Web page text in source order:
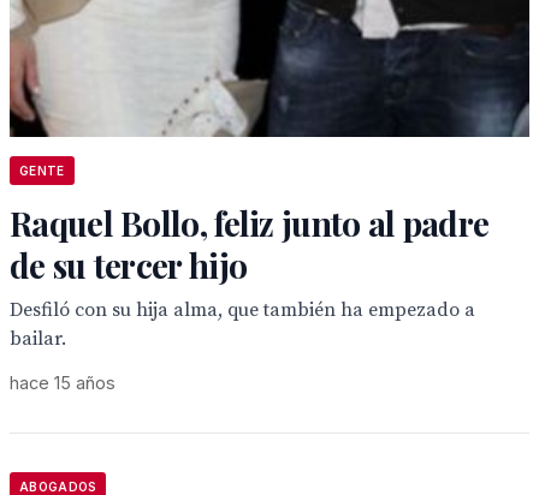
GENTE
Raquel Bollo, feliz junto al padre
de su tercer hijo
Desfiló con su hija alma, que también ha empezado a
bailar.
hace 15 años
ABOGADOS